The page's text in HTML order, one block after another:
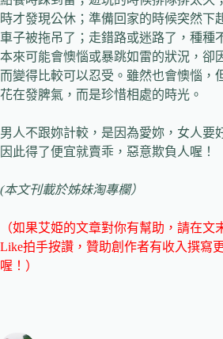
時才發現公休；準備回家的時候突然下
車子被拖吊了；走錯路或迷路了，種種
本來可能會懊惱或暴跳如雷的狀況，卻
而變得比較可以忍受。雖然也會懊惱，
花在發脾氣，而是珍惜相處的時光。
男人不跟妳計較，是因為愛妳，女人要
因此得了便宜就賣乖，惡意欺負人喔！
(本文刊載於姊妹淘專欄）
（如果艾姫的文章對你有幫助，請在文
Like拍手按讚，贊助創作者有收入撰寫
喔！）